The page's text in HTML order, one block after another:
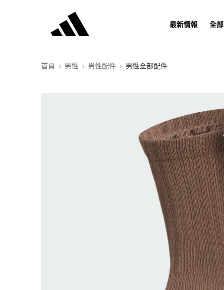
最新情報 全
首頁 男性 男性配件 男性全部配件